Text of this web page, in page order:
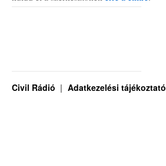
Civil Rádió Adatkezelési tájékoztató